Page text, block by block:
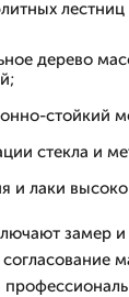
дерево
стойкий
стекла и
и лаки
замер и
согласование